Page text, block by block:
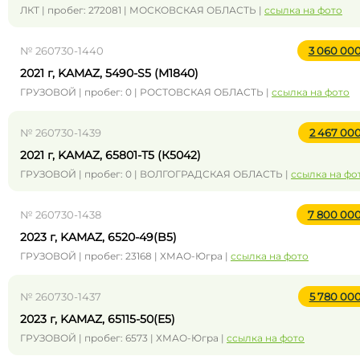
ЛКТ | пробег: 272081 | МОСКОВСКАЯ ОБЛАСТЬ | ссылка на фото
№ 260730-1440 3 060
2021 г, KAMAZ, 5490-S5 (M1840)
ГРУЗОВОЙ | пробег: 0 | РОСТОВСКАЯ ОБЛАСТЬ | ссылка на фото
№ 260730-1439 2 467
2021 г, KAMAZ, 65801-Т5 (К5042)
ГРУЗОВОЙ | пробег: 0 | ВОЛГОГРАДСКАЯ ОБЛАСТЬ | ссылка на
№ 260730-1438 7 800
2023 г, KAMAZ, 6520-49(B5)
ГРУЗОВОЙ | пробег: 23168 | ХМАО-Югра | ссылка на фото
№ 260730-1437 5 780
2023 г, KAMAZ, 65115-50(E5)
ГРУЗОВОЙ | пробег: 6573 | ХМАО-Югра | ссылка на фото